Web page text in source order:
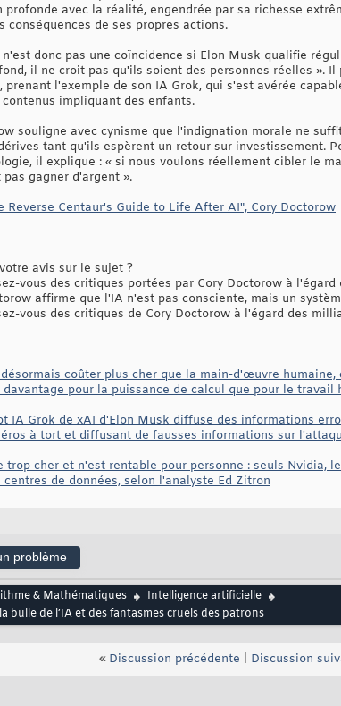
profonde avec la réalité, engendrée par sa richesse
conséquences de ses propres actions.
n'est donc pas une coïncidence si Elon Musk qualifie
il ne croit pas qu'ils soient des personnes réelles ».
prenant l'exemple de son IA Grok, qui s'est avérée
impliquant des enfants.
souligne avec cynisme que l'indignation morale ne
tant qu'ils espèrent un retour sur investissement.
il explique : « si nous voulons réellement cibler le
gagner d'argent ».
Reverse Centaur's Guide to Life After AI", Cory Doctorow
avis sur le sujet ?
vous des critiques portées par Cory Doctorow à l'égard
affirme que l'IA n'est pas consciente, mais un
vous des critiques de Cory Doctorow à l'égard des
coûter plus cher que la main-d'œuvre
pour la puissance de calcul que pour le travail
IA Grok de xAI d'Elon Musk diffuse des informations
à tort et diffusant de fausses informations sur
trop cher et n'est rentable pour personne : seuls
de données, selon l'analyste Ed Zitron
problème
& Mathématiques
Intelligence artificielle
bulle de l’IA et des fantasmes cruels des patrons
« Discussion précédente Discussion